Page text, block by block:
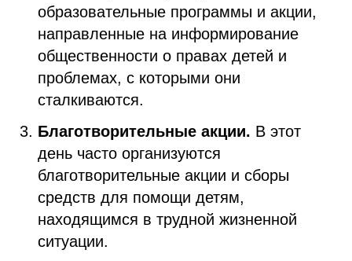
образовательные программы и акции,
направленные на информирование
общественности о правах детей и
проблемах, с которыми они
сталкиваются.
Благотворительные акции. В этот
день часто организуются
благотворительные акции и сборы
средств для помощи детям,
находящимся в трудной жизненной
ситуации.